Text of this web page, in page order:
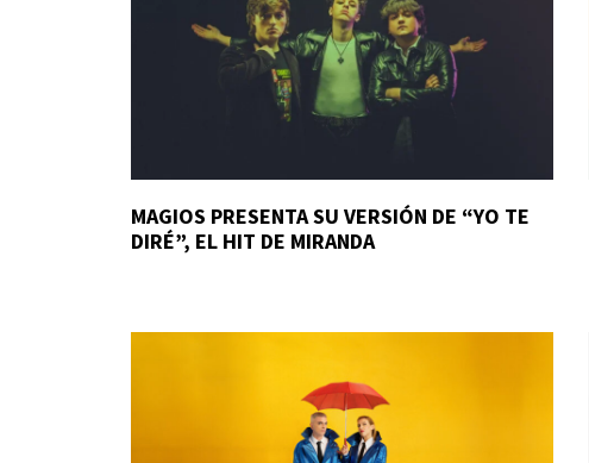
MAGIOS PRESENTA SU VERSIÓN DE “YO TE
DIRÉ”, EL HIT DE MIRANDA